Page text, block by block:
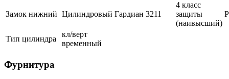
Замок нижний Цилиндровый Гардиан 3211
4 класс
защиты
(наивысший)
Тип цилиндра
кл/верт
временный
Фурнитура